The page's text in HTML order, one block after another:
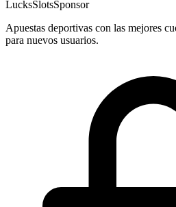
LucksSlotsSponsor
Apuestas deportivas con las mejores
para nuevos usuarios.